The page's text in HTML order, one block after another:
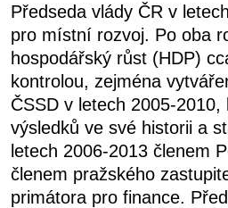
Předseda vlády ČR v
pro místní rozvoj. Po oba
hospodářský růst (HDP)
kontrolou, zejména
ČSSD v letech 2005-
výsledků ve své historii a
letech 2006-2013 členem
členem pražského
primátora pro finance.